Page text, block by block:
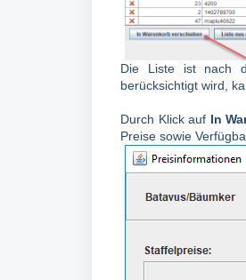
Die Liste ist nach
berücksichtigt wird,
Durch Klick auf In
Preise sowie